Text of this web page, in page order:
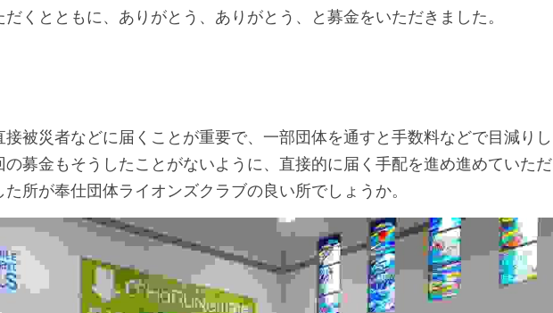
くとともに、ありがとう、ありがとう、と募金をいただきました。
被災者などに届くことが重要で、一部団体を通すと手数料などで目減りし
の募金もそうしたことがないように、直接的に届く手配を進め進めていただ
所が奉仕団体ライオンズクラブの良い所でしょうか。